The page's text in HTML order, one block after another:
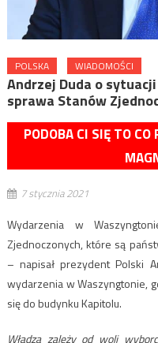
POLSKA WIADOMOŚCI
Andrzej Duda o
sprawa Stanów
PODOBA CI SIĘ TO CO
7 stycznia 2021
Wydarzenia w
Zjednoczonych, które są
– napisał prezydent Polski
wydarzenia w Waszyngtonie,
się do budynku Kapitolu.
Władza zależy od woli